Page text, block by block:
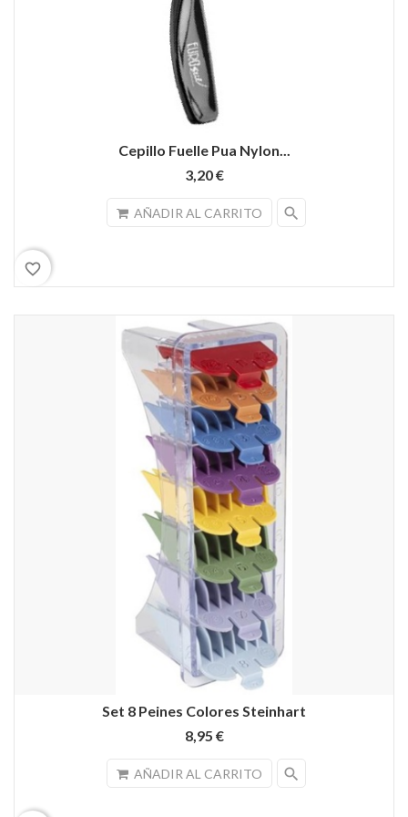
Cepillo Fuelle Pua Nylon...
3,20 €
AÑADIR AL CARRITO search
favorite_border
Set 8 Peines Colores Steinhart
8,95 €
AÑADIR AL CARRITO search